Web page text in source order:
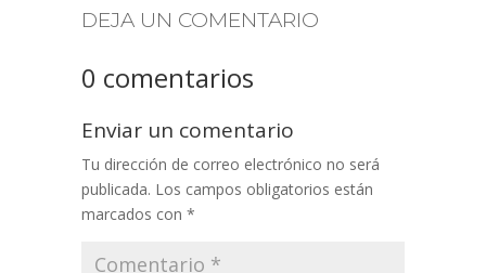
DEJA UN COMENTARIO
0 comentarios
Enviar un comentario
Tu dirección de correo electrónico no será
publicada. Los campos obligatorios están
marcados con *